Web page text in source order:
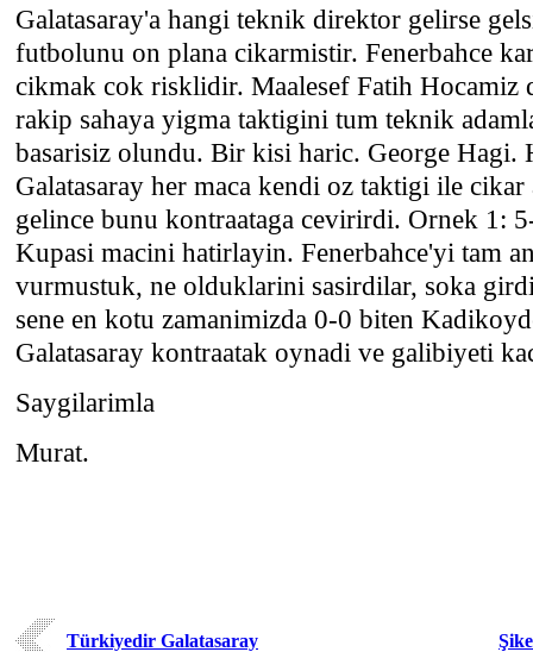
Galatasaray'a hangi teknik direktor gelirse
futbolunu on plana cikarmistir. Fenerbahce
cikmak cok risklidir. Maalesef Fatih Hocamiz
rakip sahaya yigma taktigini tum teknik
basarisiz olundu. Bir kisi haric. George Hagi.
Galatasaray her maca kendi oz taktigi ile cikar
gelince bunu kontraataga cevirirdi. Ornek 1:
Kupasi macini hatirlayin. Fenerbahce'yi tam
vurmustuk, ne olduklarini sasirdilar, soka
sene en kotu zamanimizda 0-0 biten
Galatasaray kontraatak oynadi ve galibiyeti
Saygilarimla
Murat.
Türkiyedir Galatasaray